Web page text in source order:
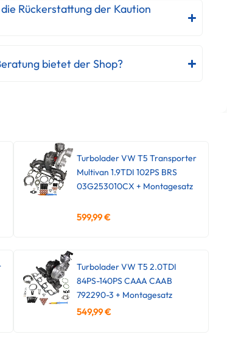
Rückerstattung der Kaution
bietet der Shop?
Turbolader VW T5 Transporter
Multivan 1.9TDI 102PS BRS
03G253010CX + Montagesatz
599,99€
Turbolader VW T5 2.0TDI
84PS-140PS CAAA CAAB
792290-3 + Montagesatz
549,99€